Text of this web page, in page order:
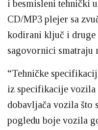
i besmisleni tehnički
CD/MP3 plejer sa
kodirani ključ i druge
sagovornici smatraju
“Tehničke
iz specifikacije
dobavljača vozila što
pogledu boje vozila